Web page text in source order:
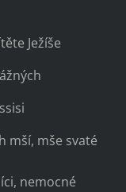
Ježíše
z Assisi
mší, mše svaté
nemocné